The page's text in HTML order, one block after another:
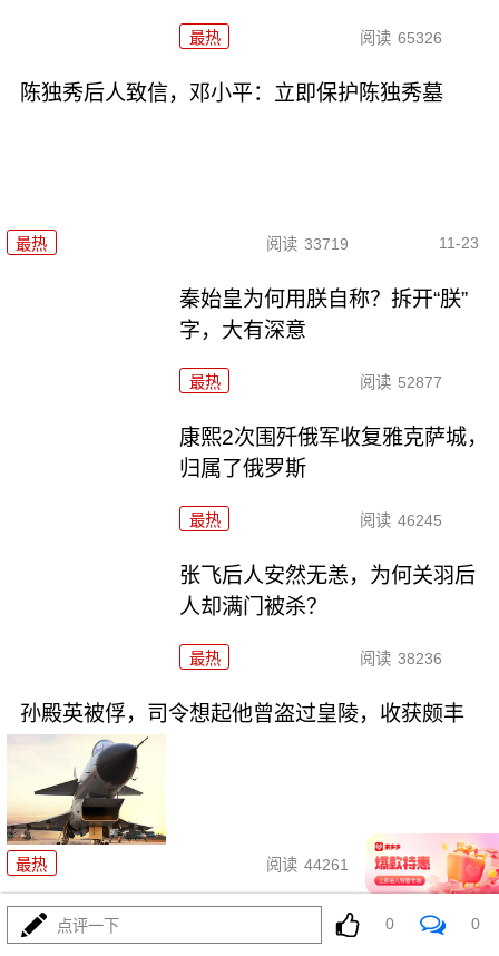
最热 阅读 65326
陈独秀后人致信，邓小平：立即保护陈独秀墓
最热 阅读 33719 11-23
秦始皇为何用朕自称？拆开“朕”
字，大有深意
最热 阅读 52877
康熙2次围歼俄军收复雅克萨城，
归属了俄罗斯
最热 阅读 46245
张飞后人安然无恙，为何关羽后
人却满门被杀？
最热 阅读 38236
孙殿英被俘，司令想起他曾盗过皇陵，收获颇丰
最热 阅读 44261 11-21
入朝前，毛主席听林帅建议：换
点评一下 0 0